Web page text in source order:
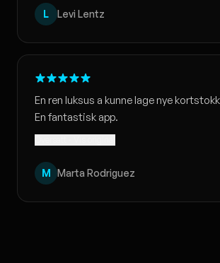
L Levi Lentz
En ren luksus a kunne lage nye
En fantastisk app.
M Marta Rodriguez